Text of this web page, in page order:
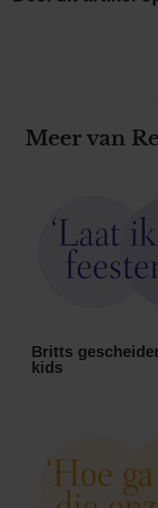
Meer van
Britts gescheiden zus
kids